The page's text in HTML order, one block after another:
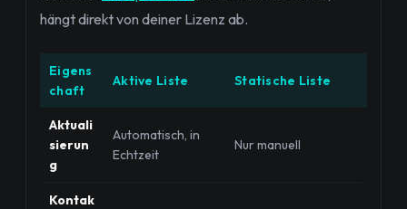
hängt direkt von deiner Lizenz ab.
Eigens
chaft
Aktive Liste Statische Liste
Aktuali
sierun
g
Automatisch, in
Echtzeit
Nur manuell
Kontak